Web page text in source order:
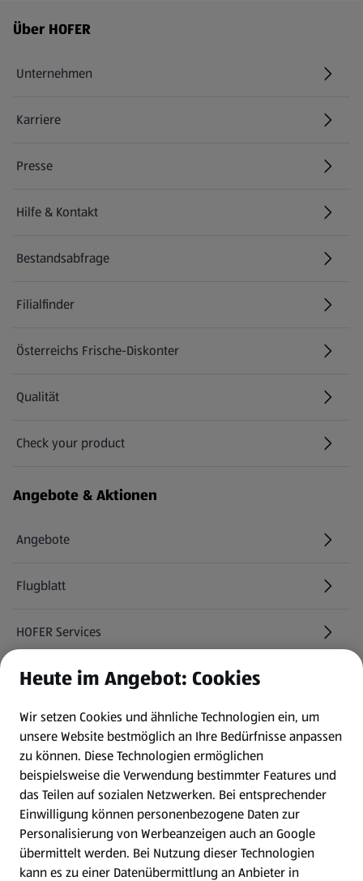
Fußzeilenmenü - weitere Links
Über HOFER
Unternehmen
Karriere
(öffnet in einem neuen Tab)
Presse
Hilfe & Kontakt
(öffnet in einem neuen Tab)
Bestandsabfrage
(öffnet in einem neuen Tab)
Filialfinder
Österreichs Frische-Diskonter
Qualität
Check your product
(öffnet in einem neuen Tab)
Angebote & Aktionen
Angebote
Flugblatt
HOFER Services
Newsletter
WhatsApp
Gewinnspiele
Mein HOFER. Meine Einkäufe.
Meine Meinung. Mein HOFER.
Heute im Angebot: Cookies
Wir setzen Cookies und ähnliche Technologien ein, um
unsere Website bestmöglich an Ihre Bedürfnisse anpassen
zu können. Diese Technologien ermöglichen
beispielsweise die Verwendung bestimmter Features und
das Teilen auf sozialen Netzwerken. Bei entsprechender
Einwilligung können personenbezogene Daten zur
Personalisierung von Werbeanzeigen auch an Google
übermittelt werden. Bei Nutzung dieser Technologien
kann es zu einer Datenübermittlung an Anbieter in